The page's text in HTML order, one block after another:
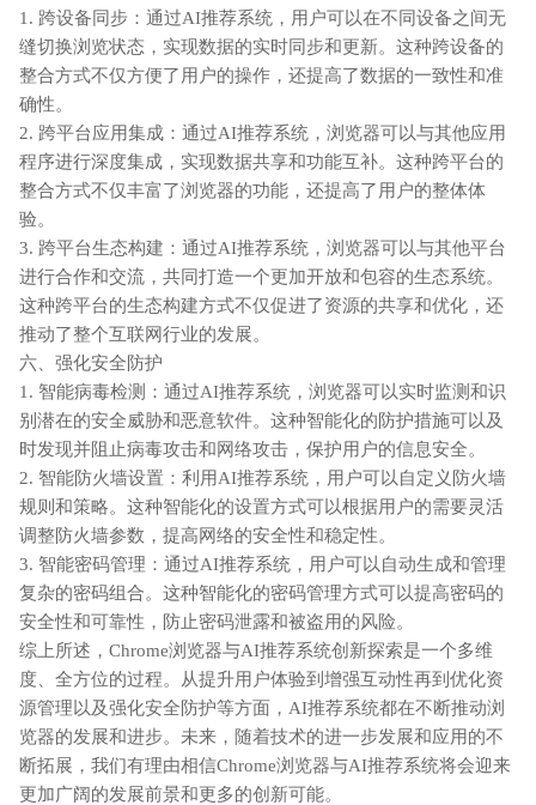
1. 跨设备同步：通过AI推荐系统，用户可以在不同设备之间无
缝切换浏览状态，实现数据的实时同步和更新。这种跨设备的
整合方式不仅方便了用户的操作，还提高了数据的一致性和准
确性。
2. 跨平台应用集成：通过AI推荐系统，浏览器可以与其他应用
程序进行深度集成，实现数据共享和功能互补。这种跨平台的
整合方式不仅丰富了浏览器的功能，还提高了用户的整体体
验。
3. 跨平台生态构建：通过AI推荐系统，浏览器可以与其他平台
进行合作和交流，共同打造一个更加开放和包容的生态系统。
这种跨平台的生态构建方式不仅促进了资源的共享和优化，还
推动了整个互联网行业的发展。
六、强化安全防护
1. 智能病毒检测：通过AI推荐系统，浏览器可以实时监测和识
别潜在的安全威胁和恶意软件。这种智能化的防护措施可以及
时发现并阻止病毒攻击和网络攻击，保护用户的信息安全。
2. 智能防火墙设置：利用AI推荐系统，用户可以自定义防火墙
规则和策略。这种智能化的设置方式可以根据用户的需要灵活
调整防火墙参数，提高网络的安全性和稳定性。
3. 智能密码管理：通过AI推荐系统，用户可以自动生成和管理
复杂的密码组合。这种智能化的密码管理方式可以提高密码的
安全性和可靠性，防止密码泄露和被盗用的风险。
综上所述，Chrome浏览器与AI推荐系统创新探索是一个多维
度、全方位的过程。从提升用户体验到增强互动性再到优化资
源管理以及强化安全防护等方面，AI推荐系统都在不断推动浏
览器的发展和进步。未来，随着技术的进一步发展和应用的不
断拓展，我们有理由相信Chrome浏览器与AI推荐系统将会迎来
更加广阔的发展前景和更多的创新可能。